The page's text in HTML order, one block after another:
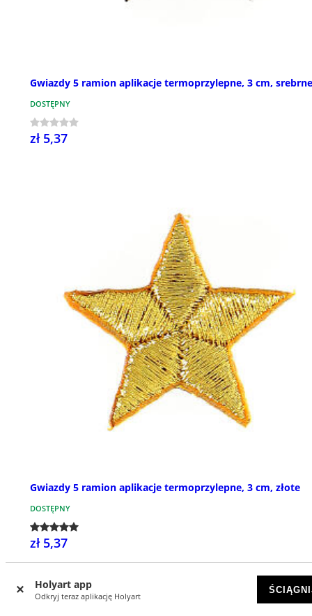
Holyart app
Odkryj teraz aplikację Holyart
Gwiazdy 5 ramion aplikacje termoprzylepne, 3 cm, srebrne
DOSTĘPNY
zł 5,37
Gwiazdy 5 ramion aplikacje termoprzylepne, 3 cm, złote
DOSTĘPNY
zł 5,37